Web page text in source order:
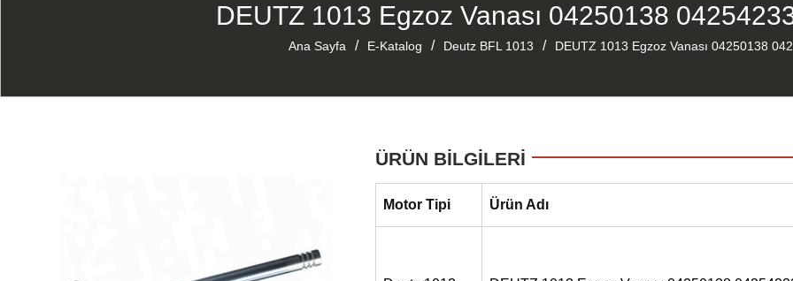
DEUTZ 1013 Egzoz Vanası 04250138
Ana Sayfa / E-Katalog / Deutz BFL 1013 / DEUTZ 1013 Egzoz Vanası 04250138
ÜRÜN BİLGİLERİ
Motor Tipi Ürün Adı